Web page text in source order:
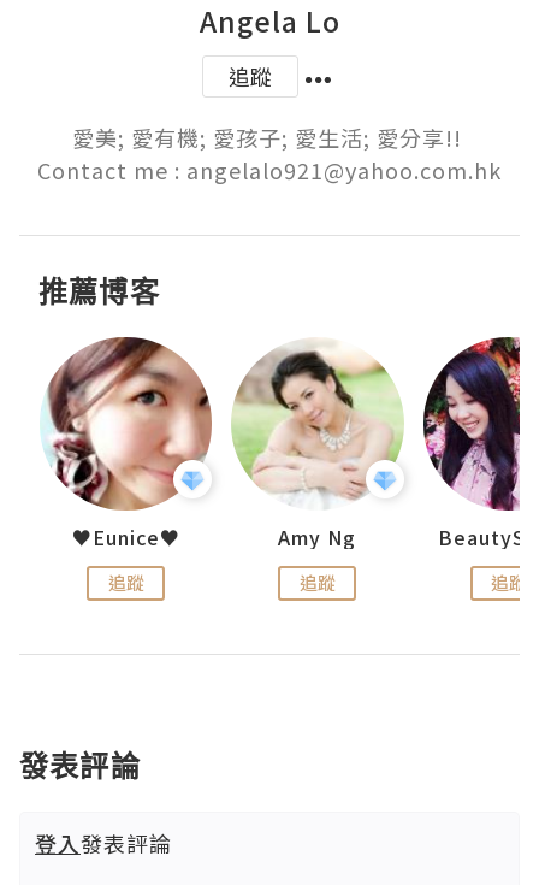
Angela Lo
追蹤
愛美; 愛有機; 愛孩子; 愛生活; 愛分享!!
Contact me : angelalo921@yahoo.com.hk
推薦博客
♥Eunice♥
追蹤
Amy Ng
追蹤 追蹤
發表評論
登入發表評論